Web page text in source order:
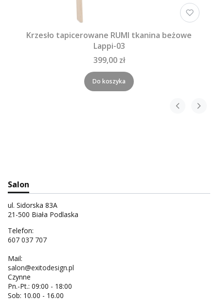
Krzesło tapicerowane RUMI tkanina beżowe
Lappi-03
399,00 zł
Do koszyka
Salon
ul. Sidorska 83A
21-500 Biała Podlaska
Telefon:
607 037 707
Mail:
salon@exitodesign.pl
Czynne
Pn.-Pt.: 09:00 - 18:00
Sob: 10.00 - 16.00